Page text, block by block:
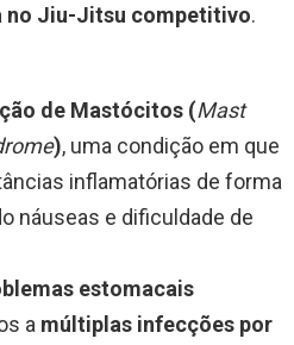
no Jiu-Jitsu competitivo.
de Mastócitos (Mast
), uma condição em que
inflamatórias de forma
náuseas e dificuldade de
estomacais
a múltiplas infecções por